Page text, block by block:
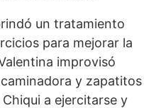
un tratamiento
para mejorar la
improvisó
y zapatitos
a ejercitarse y